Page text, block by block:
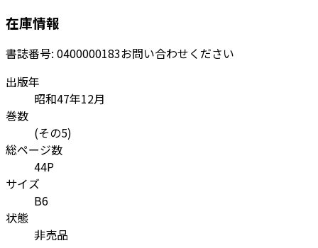
在庫情報
書誌番号: 0400000183お問い合わせください
出版年
昭和47年12月
巻数
(その5)
総ページ数
44P
サイズ
B6
状態
非売品